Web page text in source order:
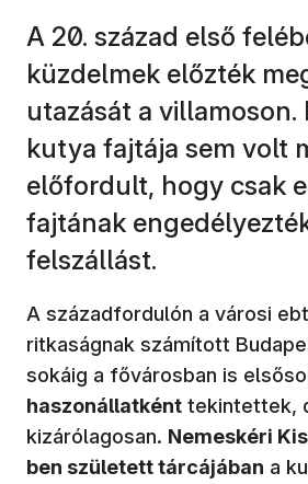
A 20. század első
küzdelmek előzték
utazását a villamoson.
kutya fajtája sem volt
előfordult, hogy csak
fajtának
felszállást.
A századfordulón a városi
ritkaságnak számított
sokáig a fővárosban is
haszonállatként tekintettek,
kizárólagosan. Nemeskéri
ben született tárcájában a